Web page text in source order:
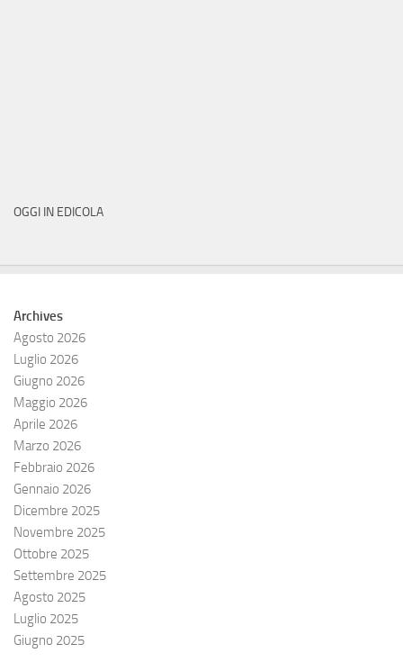
OGGI IN EDICOLA
Archives
Agosto 2026
Luglio 2026
Giugno 2026
Maggio 2026
Aprile 2026
Marzo 2026
Febbraio 2026
Gennaio 2026
Dicembre 2025
Novembre 2025
Ottobre 2025
Settembre 2025
Agosto 2025
Luglio 2025
Giugno 2025